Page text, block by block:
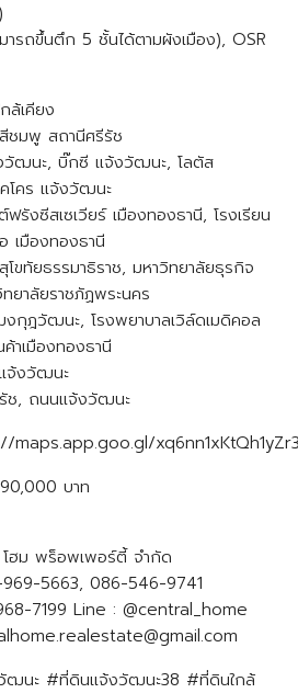
ารถขึ้นตึก 5 ชั้นได้ตามผังเมือง), OSR
ล้เคียง
ชมพู สถานีศรีรัช
วัฒนะ, บิ๊กซี แจ้งวัฒนะ, โลตัส
โคร แจ้งวัฒนะ
ฟรังซีสเซเวียร์ เมืองทองธานี, โรงเรียน
เมืองทองธานี
ขทัยธรรมาธิราช, มหาวิทยาลัยธุรกิจ
าลัยราชภัฏพระนคร
งกุฎวัฒนะ, โรงพยาบาลเวิล์ดเมดิคอล
าเมืองทองธานี
จ้งวัฒนะ
ช, ถนนแจ้งวัฒนะ
maps.app.goo.gl/
บาท
ฮม พร็อพเพอร์ตี้ จำกัด
5663, 086-546-9741
7199 Line : @central_home
ฒนะ #ที่ดินแจ้งวัฒนะ38 #ที่ดินใกล้